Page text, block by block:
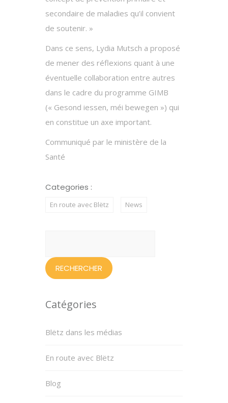
secondaire de maladies qu’il convient
de soutenir. »
Dans ce sens, Lydia Mutsch a proposé
de mener des réflexions quant à une
éventuelle collaboration entre autres
dans le cadre du programme GIMB
(« Gesond iessen, méi bewegen ») qui
en constitue un axe important.
Communiqué par le ministère de la
Santé
Categories :
En route avec Blëtz News
Catégories
Blëtz dans les médias
En route avec Blëtz
Blog